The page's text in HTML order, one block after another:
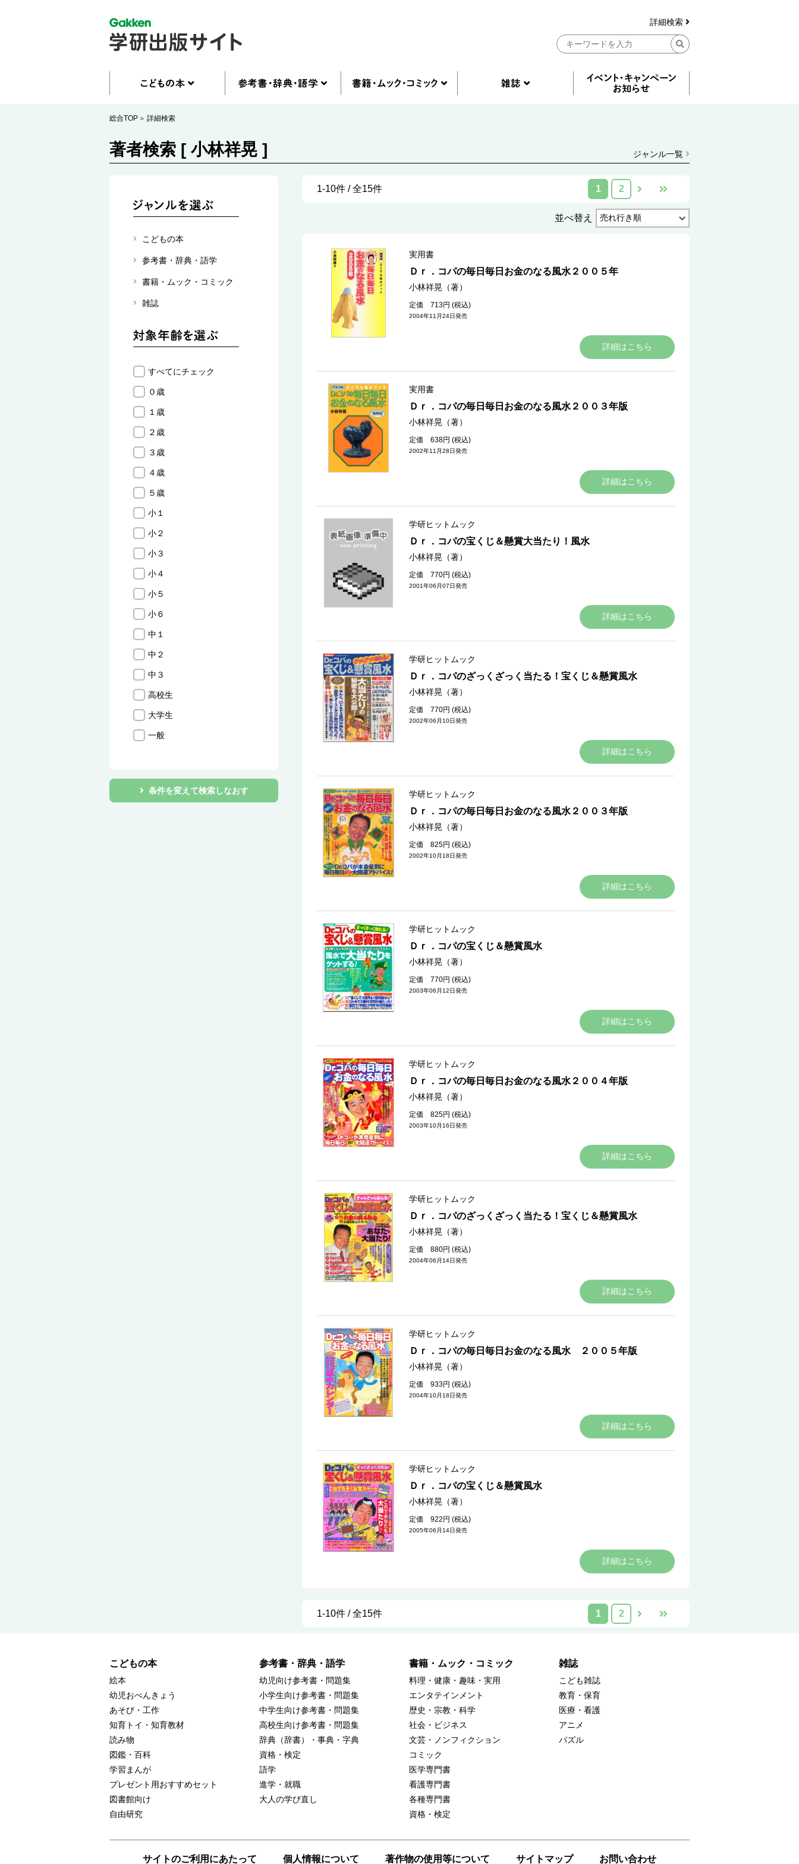
詳細検索
総合TOP 詳細検索
著者検索 [ 小林祥晃 ] ジャンル一覧
こどもの本
参考書・辞典・語学
書籍・ムック・コミック
雑誌
すべてにチェック
０歳
１歳
２歳
３歳
４歳
５歳
小１
小２
小３
小４
小５
小６
中１
中２
中３
高校生
大学生
一般
条件を変えて検索しなおす
1-10件 / 全15件 1 2
並べ替え
実用書
Ｄｒ．コパの毎日毎日お金のなる風水２００５年
小林祥晃（著）
定価 713円 (税込)
2004年11月24日発売
詳細はこちら
実用書
Ｄｒ．コパの毎日毎日お金のなる風水２００３年版
小林祥晃（著）
定価 638円 (税込)
2002年11月28日発売
詳細はこちら
学研ヒットムック
Ｄｒ．コパの宝くじ＆懸賞大当たり！風水
小林祥晃（著）
定価 770円 (税込)
2001年06月07日発売
詳細はこちら
学研ヒットムック
Ｄｒ．コパのざっくざっく当たる！宝くじ＆懸賞風水
小林祥晃（著）
定価 770円 (税込)
2002年06月10日発売
詳細はこちら
学研ヒットムック
Ｄｒ．コパの毎日毎日お金のなる風水２００３年版
小林祥晃（著）
定価 825円 (税込)
2002年10月18日発売
詳細はこちら
学研ヒットムック
Ｄｒ．コパの宝くじ＆懸賞風水
小林祥晃（著）
定価 770円 (税込)
2003年06月12日発売
詳細はこちら
学研ヒットムック
Ｄｒ．コパの毎日毎日お金のなる風水２００４年版
小林祥晃（著）
定価 825円 (税込)
2003年10月16日発売
詳細はこちら
学研ヒットムック
Ｄｒ．コパのざっくざっく当たる！宝くじ＆懸賞風水
小林祥晃（著）
定価 880円 (税込)
2004年06月14日発売
詳細はこちら
学研ヒットムック
Ｄｒ．コパの毎日毎日お金のなる風水 ２００５年版
小林祥晃（著）
定価 933円 (税込)
2004年10月18日発売
詳細はこちら
学研ヒットムック
Ｄｒ．コパの宝くじ＆懸賞風水
小林祥晃（著）
定価 922円 (税込)
2005年06月14日発売
詳細はこちら
1-10件 / 全15件 1 2
こどもの本
絵本
幼児おべんきょう
あそび・工作
知育トイ・知育教材
読み物
図鑑・百科
学習まんが
プレゼント用おすすめセット
図書館向け
自由研究
参考書・辞典・語学
幼児向け参考書・問題集
小学生向け参考書・問題集
中学生向け参考書・問題集
高校生向け参考書・問題集
辞典（辞書）・事典・字典
資格・検定
語学
進学・就職
大人の学び直し
書籍・ムック・コミック
料理・健康・趣味・実用
エンタテインメント
歴史・宗教・科学
社会・ビジネス
文芸・ノンフィクション
コミック
医学専門書
看護専門書
各種専門書
資格・検定
雑誌
こども雑誌
教育・保育
医療・看護
アニメ
パズル
サイトのご利用にあたって 個人情報について 著作物の使用等について サイトマップ お問い合わせ